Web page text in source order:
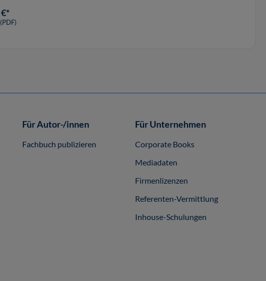
Für Autor-/innen
Fachbuch publizieren
Für Unternehmen
Corporate Books
Mediadaten
Firmenlizenzen
Referenten-Vermittlung
Inhouse-Schulungen